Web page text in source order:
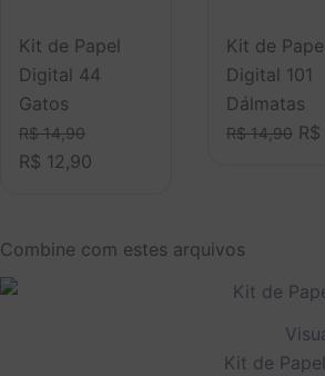
Kit de Papel
Digital 44
Gatos
R$14,90
R$ 12,90
Kit de Papel
Digital 101
Dálmatas
R$14,90 R$
Combine com estes arquivos
Kit de